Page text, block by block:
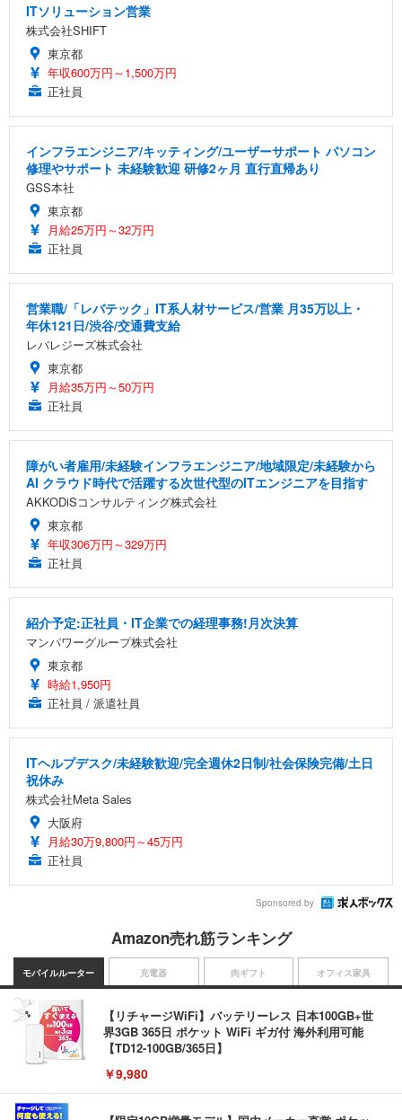
ITソリューション営業
株式会社SHIFT
東京都
年収600万円～1,500万円
正社員
インフラエンジニア/キッティング/ユーザーサポート パソコン
修理やサポート 未経験歓迎 研修2ヶ月 直行直帰あり
GSS本社
東京都
月給25万円～32万円
正社員
営業職/「レバテック」IT系人材サービス/営業 月35万以上・
年休121日/渋谷/交通費支給
レバレジーズ株式会社
東京都
月給35万円～50万円
正社員
障がい者雇用/未経験インフラエンジニア/地域限定/未経験から
AI クラウド時代で活躍する次世代型のITエンジニアを目指す
AKKODiSコンサルティング株式会社
東京都
年収306万円～329万円
正社員
紹介予定:正社員・IT企業での経理事務!月次決算
マンパワーグループ株式会社
東京都
時給1,950円
正社員 / 派遣社員
ITヘルプデスク/未経験歓迎/完全週休2日制/社会保険完備/土日
祝休み
株式会社Meta Sales
大阪府
月給30万9,800円～45万円
正社員
Sponsored by
Amazon売れ筋ランキング
モバイルルーター
【リチャージWiFi】バッテリーレス 日本100GB+世
界3GB 365日 ポケット WiFi ギガ付 海外利用可能
【TD12-100GB/365日】
￥9,980
充電器 肉ギフト オフィス家具